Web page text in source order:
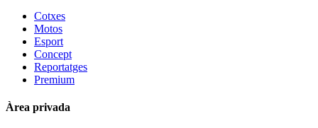
Cotxes
Motos
Esport
Concept
Reportatges
Premium
Àrea privada